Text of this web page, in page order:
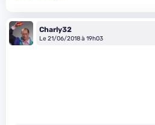
Charly32
Le 21/06/2018 à 19h03